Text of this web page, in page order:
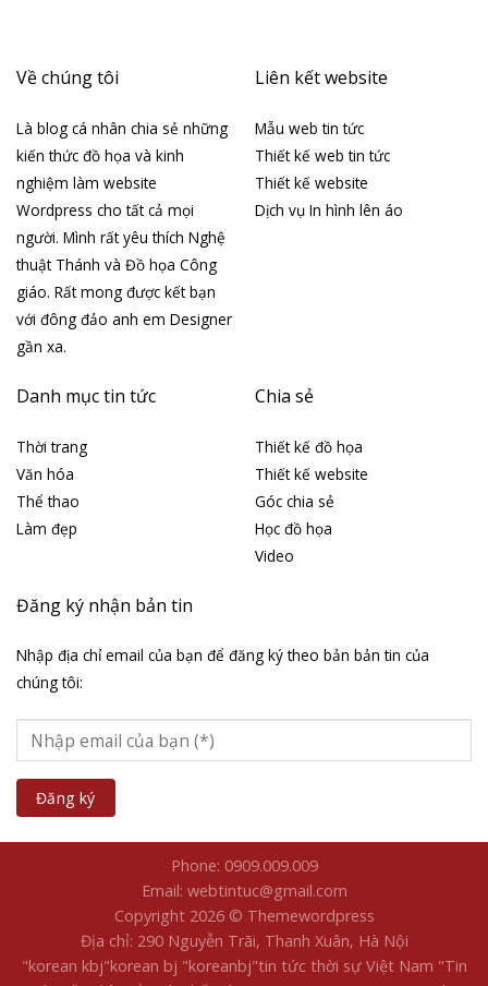
Về chúng tôi
Là blog cá nhân chia sẻ những
kiến thức đồ họa và kinh
nghiệm làm website
Wordpress cho tất cả mọi
người. Mình rất yêu thích Nghệ
thuật Thánh và Đồ họa Công
giáo. Rất mong được kết bạn
với đông đảo anh em Designer
gần xa.
Liên kết website
Mẫu web tin tức
Thiết kế web tin tức
Thiết kế website
Dịch vụ In hình lên áo
Danh mục tin tức
Thời trang
Văn hóa
Thể thao
Làm đẹp
Chia sẻ
Thiết kế đồ họa
Thiết kế website
Góc chia sẻ
Học đồ họa
Video
Đăng ký nhận bản tin
Nhập địa chỉ email của bạn để đăng ký theo bản bản tin của
chúng tôi:
Phone: 0909.009.009
Email: webtintuc@gmail.com
Copyright 2026 © Themewordpress
Địa chỉ: 290 Nguyễn Trãi, Thanh Xuân, Hà Nội
"korean kbj​"korean bj "koreanbj​"tin tức thời sự Việt Nam "Tin